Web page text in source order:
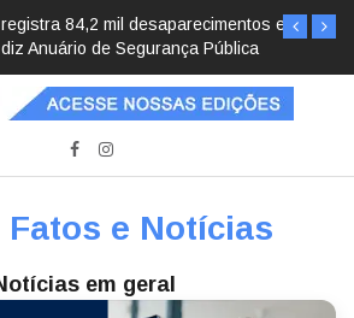
84,2 mil desaparecimentos em
Anuário de Segurança Pública
e Notícias
em geral